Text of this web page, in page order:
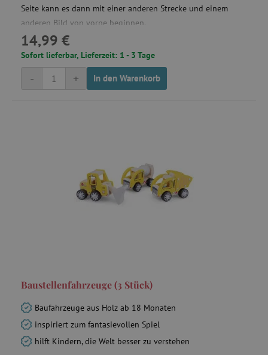
Seite kann es dann mit einer anderen Strecke und einem
anderen Bild von vorne beginnen.
14,99 €
Sofort lieferbar, Lieferzeit: 1 - 3 Tage
+
- In den Warenkorb
Baustellenfahrzeuge (3 Stück)
Baufahrzeuge aus Holz ab 18 Monaten
inspiriert zum fantasievollen Spiel
hilft Kindern, die Welt besser zu verstehen